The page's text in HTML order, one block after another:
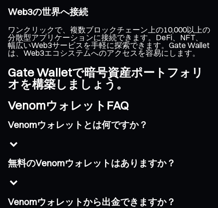
Web3の世界へ接続
ワンクリックで、複数ブロックチェーン上の10,000以上の
分散型アプリケーションに接続できます。DeFi、NFT、
幅広いWeb3サービスを手軽に探索できます。Gate Wallet
は、Web3エコシステムへのアクセスを容易にします。
Gate Walletで暗号資産ポートフォリ
オを構築しましょう。
VenomウォレットFAQ
Venomウォレットとは何ですか？
無料のVenomウォレットはありますか？
Venomウォレットから出金できますか？